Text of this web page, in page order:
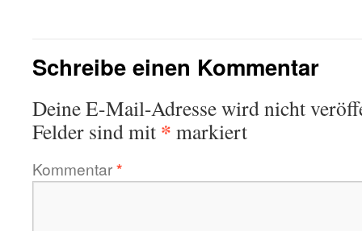
Schreibe einen Kommentar
Deine E-Mail-Adresse wird nicht
Felder sind mit * markiert
Kommentar*